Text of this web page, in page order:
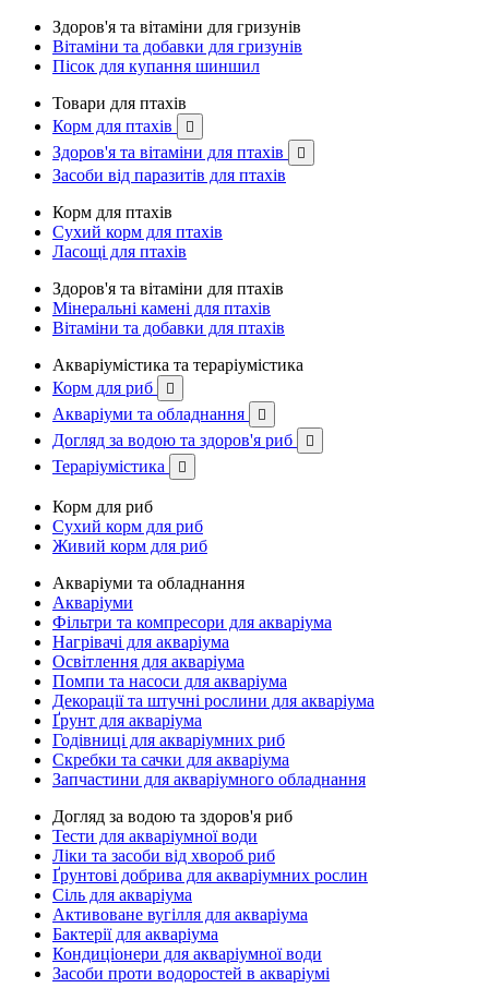
Здоров'я та вітаміни для гризунів
Вітаміни та добавки для гризунів
Пісок для купання шиншил
Товари для птахів
Корм для птахів

Здоров'я та вітаміни для птахів 
Засоби від паразитів для птахів
Корм для птахів
Сухий корм для птахів
Ласощі для птахів
Здоров'я та вітаміни для птахів
Мінеральні камені для птахів
Вітаміни та добавки для птахів
Акваріумістика та тераріумістика
Корм для риб

Акваріуми та обладнання 
Догляд за водою та здоров'я риб 
Тераріумістика 
Корм для риб
Сухий корм для риб
Живий корм для риб
Акваріуми та обладнання
Акваріуми
Фільтри та компресори для акваріума
Нагрівачі для акваріума
Освітлення для акваріума
Помпи та насоси для акваріума
Декорації та штучні рослини для акваріума
Ґрунт для акваріума
Годівниці для акваріумних риб
Скребки та сачки для акваріума
Запчастини для акваріумного обладнання
Догляд за водою та здоров'я риб
Тести для акваріумної води
Ліки та засоби від хвороб риб
Ґрунтові добрива для акваріумних рослин
Сіль для акваріума
Активоване вугілля для акваріума
Бактерії для акваріума
Кондиціонери для акваріумної води
Засоби проти водоростей в акваріумі